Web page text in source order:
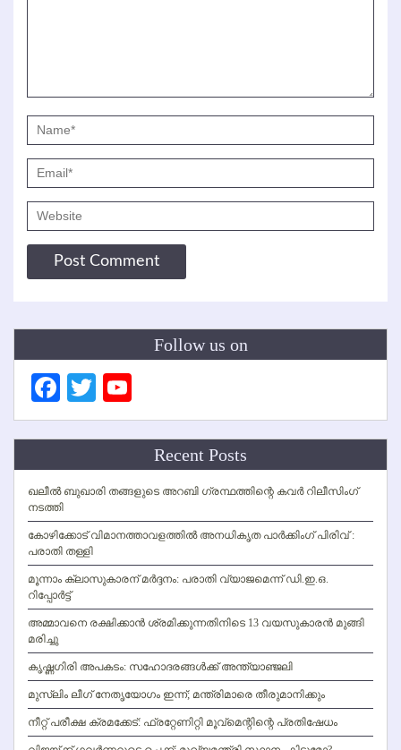
Follow us on
Facebook
Twitter
Channel
Recent Posts
ഖലീല്‍ ബുഖാരി തങ്ങളുടെ അറബി ഗ്രന്ഥത്തിന്റെ കവര്‍ റിലീസിംഗ്
നടത്തി
കോഴിക്കോട് വിമാനത്താവളത്തില്‍ അനധികൃത പാര്‍ക്കിംഗ് പിരിവ് :
പരാതി തള്ളി
മൂന്നാം ക്ലാസുകാരന് മര്‍ദ്ദനം: പരാതി വ്യാജമെന്ന് ഡി.ഇ.ഒ.
റിപ്പോര്‍ട്ട്
അമ്മാവനെ രക്ഷിക്കാന്‍ ശ്രമിക്കുന്നതിനിടെ 13 വയസുകാരന്‍ മുങ്ങി
മരിച്ചു
കൃഷ്ണഗിരി അപകടം: സഹോദരങ്ങള്‍ക്ക് അന്ത്യാഞ്ജലി
മുസ്ലിം ലീഗ് നേതൃയോഗം ഇന്ന്; മന്ത്രിമാരെ തീരുമാനിക്കും
നീറ്റ് പരീക്ഷ ക്രമക്കേട്: ഫ്രറ്റേണിറ്റി മൂവ്‌മെന്റിന്റെ പ്രതിഷേധം